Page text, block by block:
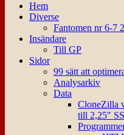
Hem
Diverse
Fantomen nr 6-7
Insändare
Till GP
Sidor
99 sätt att
Analysarkiv
Data
CloneZilla
till 2,25″